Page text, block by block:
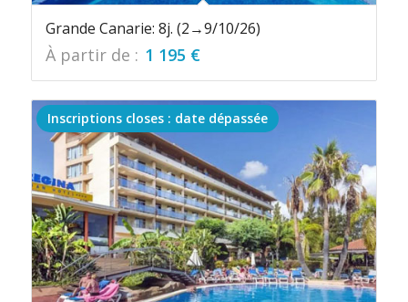
Grande Canarie: 8j. (2→9/10/26)
À partir de : 1 195 €
Inscriptions closes : date dépassée